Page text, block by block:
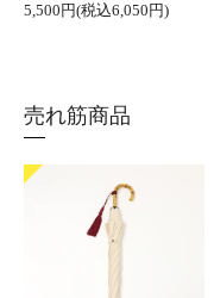
5,500円(税込6,050円)
売れ筋商品